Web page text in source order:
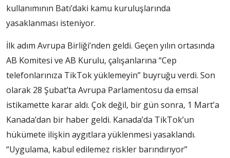
kullanımının Batı’daki kamu kuruluşlarında
yasaklanması isteniyor.
İlk adım Avrupa Birliği’nden geldi. Geçen yılın ortasında
AB Komitesi ve AB Kurulu, çalışanlarına “Cep
telefonlarınıza TikTok yüklemeyin” buyruğu verdi. Son
olarak 28 Şubat’ta Avrupa Parlamentosu da emsal
istikamette karar aldı. Çok değil, bir gün sonra, 1 Mart’a
Kanada’dan bir haber geldi. Kanada’da TikTok’un
hükümete ilişkin aygıtlara yüklenmesi yasaklandı.
“Uygulama, kabul edilemez riskler barındırıyor”